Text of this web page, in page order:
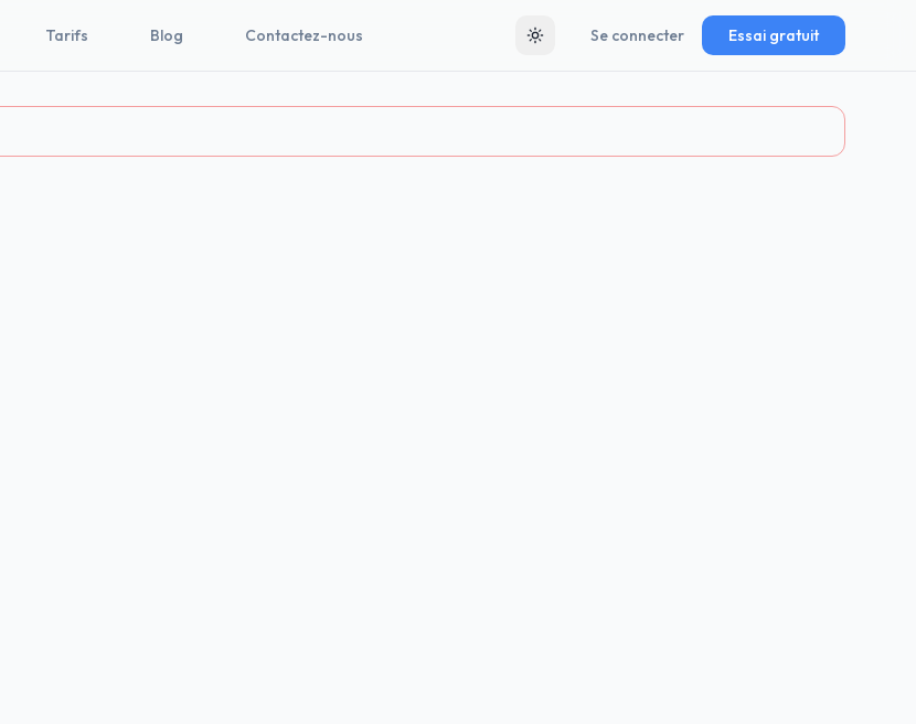
Tarifs Blog Contactez-nous Toggle themeSe connecter Essai gratuit